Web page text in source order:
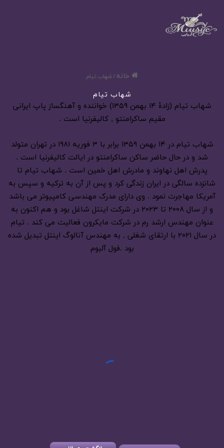
خانه/شهاب تیام
شهاب تیام
شهاب تیام (زادهٔ ۱۴ بهمن ۱۳۵۹) خواننده و آهنگساز پاپ ایرانی
مقیم ساکرامنتو , کالیفرنیا است .
شهاب تیام در ۱۴ بهمن ۱۳۵۹ برابر با ۳ فوریه ۱۹۸۱ در تهران متولد
شد و در حال حاضر ساکن ساکرامنتو در ایالت کالیفرنیا است .
پدرش اهل نهاوند و مادرش اهل خمین است . شهاب تیام تا
شانزده سالگی در ایران زندگی کرد و پس از آن به ترکیه و سپس به
آمریکا مهاجرت نمود . وی دارای مدرک مهندسی کامپیوتر می باشد
و از سال ۲۰۰۸ تا ۲۰۲۳ در شرکت اینتل شاغل بود و هم اکنون به
عنوان مهندس ارشد رم در شرکت مایکرون فعالیت می کند . تیام
در سال ۲۰۲۱ با ارتقای شغلی , به مهندس آنالوگ اینتل تبدیل شده
بود .فول آلبوم